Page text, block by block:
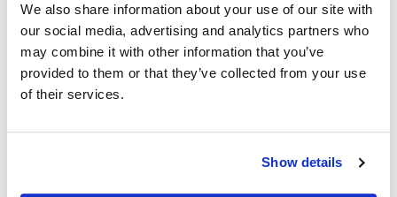
We also share information about your use of our site with
our social media, advertising and analytics partners who
may combine it with other information that you’ve
provided to them or that they’ve collected from your use
of their services.
Show details
TUUKKA HAKKARAINEN
tuukka.hakkarainen@strand.fi
+358 40 174 3010
Strand Properties Brand Partner,
Tuukka Hakkarainen LKV | 3324650-9
Tuukka Hakkarainen
Ylempi Kiinteistönvälittäjä, YKV LKV
Strand Properties Brand Partner
040 174 3010 – tuukka.hakkarainen@strand.fi